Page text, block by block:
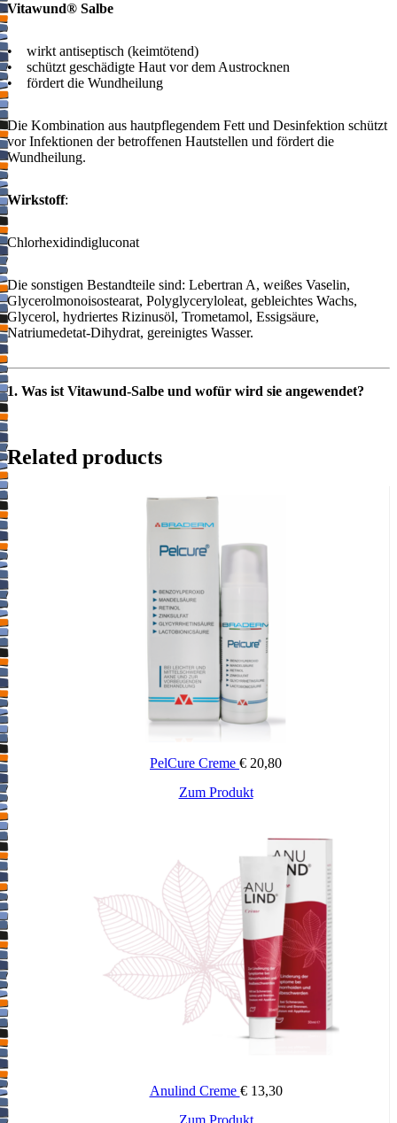
Vitawund® Salbe
• wirkt antiseptisch (keimtötend)
• schützt geschädigte Haut vor dem Austrocknen
• fördert die Wundheilung
Die Kombination aus hautpflegendem Fett und Desinfektion schützt
vor Infektionen der betroffenen Hautstellen und fördert die
Wundheilung.
Wirkstoff:
Chlorhexidindigluconat
Die sonstigen Bestandteile sind: Lebertran A, weißes Vaselin,
Glycerolmonoisostearat, Polyglyceryloleat, gebleichtes Wachs,
Glycerol, hydriertes Rizinusöl, Trometamol, Essigsäure,
Natriumedetat-Dihydrat, gereinigtes Wasser.
1. Was ist Vitawund-Salbe und wofür wird sie angewendet?
Vitawund ist eine Wund- und Heilsalbe. Chlorhexidin verhindert das
Wachstum von Keimen, die zu einer Wundinfektion führen können.
Die Heilbuttleberöl enthaltende Salbengrundlage unterstützt die
Wundheilung.
Vitawund wird angewendet zur Förderung der Wundheilung bei
oberflächlichen Wunden aller Art mit Infektionsgefahr:
– Schürf- und Kratzwunden
– Hautreizungen
– leichte kleinflächige Verbrennungen.
2. Was müssen Sie vor der Anwendung von Vitawund-Salbe
beachten?
Vitawund-Salbe darf nicht angewendet werden,
– wenn Sie überempfindlich (allergisch) gegen Chlorhexidin,
Heilbuttleberöl oder einen der sonstigen Bestandteile von Vitawund-
Salbe sind,
– wenn das Trommelfell beschädigt ist, dürfen Sie Vitawund-Salbe
nicht im Ohr anwenden.
Warnhinweise und Vorsichtsmaßnahmen
Bitte sprechen Sie mit Ihrem Arzt oder Apotheker, bevor Sie
Vitawund – Salbe anwenden. Nur zur äußerlichen Anwendung.
Die Salbe soll nicht bei tiefen Wunden, Unterschenkelgeschwüren
(Ulcus cruris), schweren bzw. großflächigen Verbrennungen sowie
unter undurchlässigen Verbänden (Okklusivverbände) angewendet
werden. Die Anwendung am Auge sowie in unmittelbarer
Augennähe, auf Schleimhäuten oder im Gehörgang ist zu
vermeiden.
Anwendung von Vitawund – Salbe zusammen mit anderen
Arzneimitteln
Informieren Sie Ihren Arzt oder Apotheker, wenn Sie andere
Arzneimittel einnehmen/anwenden, kürzlich andere Arzneimittel
eingenommen/angewendet haben oder beabsichtigen andere
Arzneimittel einzunehmen/anzuwenden.
Die gleichzeitige Anwendung mit anderen keimtötenden Mitteln
(Antiseptika) sowie Seifen soll vermieden werden.
Related products
PelCure Creme € 20,80
Zum Produkt
Anulind Creme €13,30